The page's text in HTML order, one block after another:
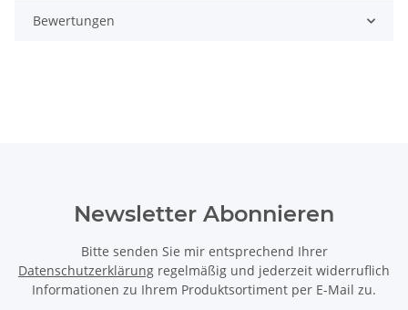
Bewertungen
Newsletter Abonnieren
Bitte senden Sie mir entsprechend Ihrer
Datenschutzerklärung regelmäßig und jederzeit widerruflich
Informationen zu Ihrem Produktsortiment per E-Mail zu.